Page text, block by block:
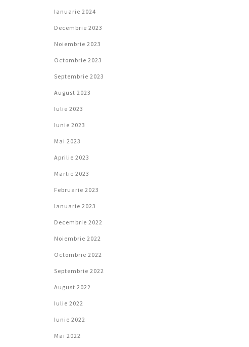
Ianuarie 2024
Decembrie 2023
Noiembrie 2023
Octombrie 2023
Septembrie 2023
August 2023
Iulie 2023
Iunie 2023
Mai 2023
Aprilie 2023
Martie 2023
Februarie 2023
Ianuarie 2023
Decembrie 2022
Noiembrie 2022
Octombrie 2022
Septembrie 2022
August 2022
Iulie 2022
Iunie 2022
Mai 2022